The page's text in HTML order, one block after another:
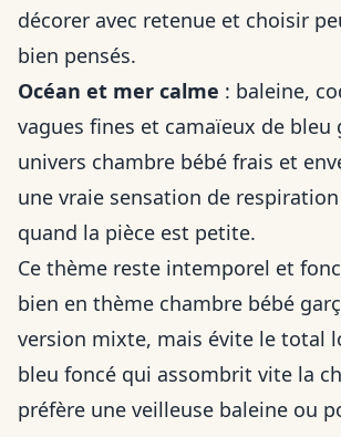
décorer avec retenue et choisir
bien pensés.
Océan et mer calme : baleine,
vagues fines et camaïeux de bleu
univers chambre bébé frais et
une vraie sensation de
quand la pièce est petite.
Ce thème reste intemporel et
bien en thème chambre bébé
version mixte, mais évite le total
bleu foncé qui assombrit vite la
préfère une veilleuse baleine ou